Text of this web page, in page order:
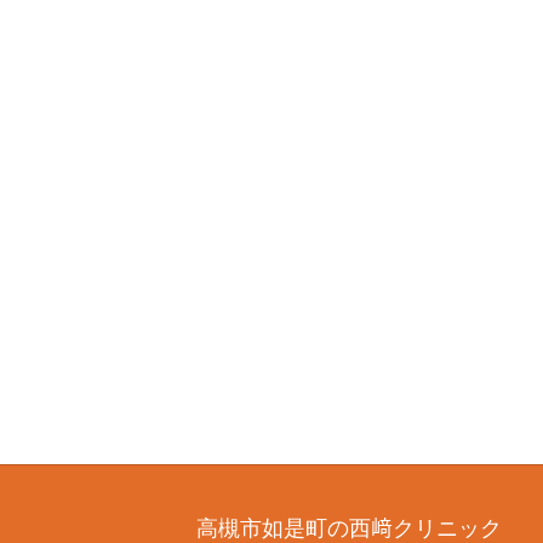
高槻市如是町の西﨑クリニック